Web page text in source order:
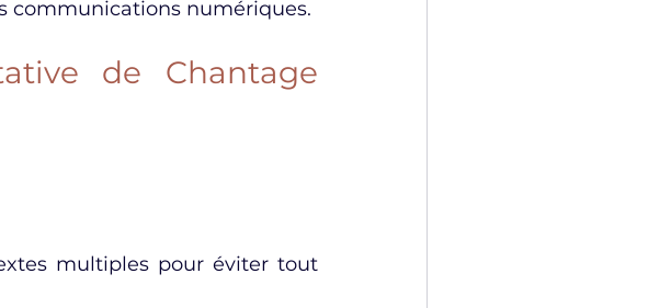
communications numériques.
de Chantage
multiples pour éviter tout